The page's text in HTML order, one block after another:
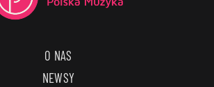
O NAS
NEWSY